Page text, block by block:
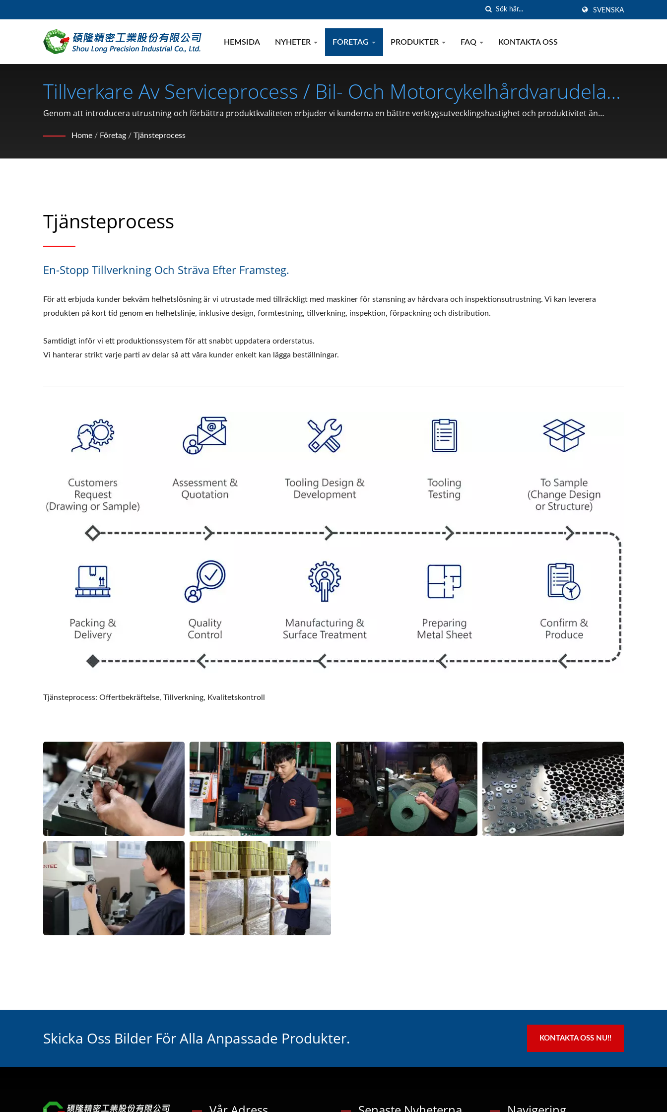
SVENSKA
HEMSIDA NYHETER FÖRETAG PRODUKTER FAQ KONTAKTA OSS
Tillverkare Av Serviceprocess / Bil- Och Motorcykelhårdvarudelar
(C-Typsspärrring, Bricka, Låsmutter, Klämma, Snappring, Stift)
Sedan 1991 | SHOU LONG
Genom att introducera utrustning och förbättra produktkvaliteten erbjuder vi kunderna en bättre verktygsutvecklingshastighet och produktivitet än
Home / Företag / Tjänsteprocess
Tjänsteprocess
En-Stopp Tillverkning Och Sträva Efter Framsteg.
För att erbjuda kunder bekväm helhetslösning är vi utrustade med tillräckligt med maskiner för stansning av hårdvara och inspektionsutrustning. Vi kan leverera
produkten på kort tid genom en helhetslinje, inklusive design, formtestning, tillverkning, inspektion, förpackning och distribution.
Samtidigt inför vi ett produktionssystem för att snabbt uppdatera orderstatus.
Vi hanterar strikt varje parti av delar så att våra kunder enkelt kan lägga beställningar.
Tjänsteprocess: Offertbekräftelse, Tillverkning, Kvalitetskontroll
Skicka Oss Bilder För Alla Anpassade Produkter. KONTAKTA OSS NU!!